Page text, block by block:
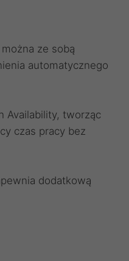
ze sobą
automatycznego
Availability, tworząc
czas pracy bez
dodatkową